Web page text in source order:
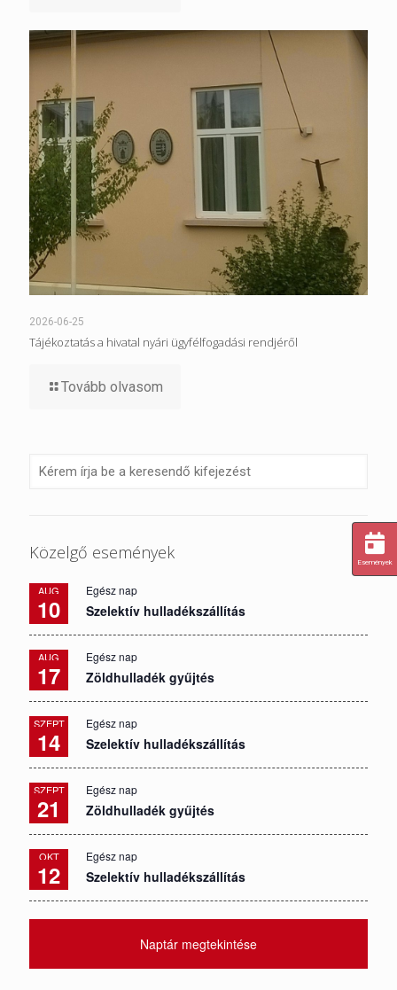
2026-06-25
Tájékoztatás a hivatal nyári ügyfélfogadási rendjéről
Tovább olvasom
Közelgő események
AUG
10
Egész nap
Szelektív hulladékszállítás
AUG
17
Egész nap
Zöldhulladék gyűjtés
SZEPT
14
Egész nap
Szelektív hulladékszállítás
SZEPT
21
Egész nap
Zöldhulladék gyűjtés
OKT
12
Egész nap
Szelektív hulladékszállítás
Naptár megtekintése
Események